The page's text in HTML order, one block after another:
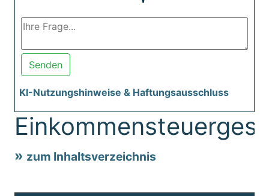
Senden
KI-Nutzungshinweise & Haftungsausschluss
zum Inhaltsverzeichnis